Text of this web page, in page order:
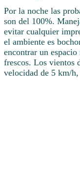
Por la noche las
son del 100%.
evitar cualquier
el ambiente es
encontrar un espacio
frescos. Los vientos
velocidad de 5 km/